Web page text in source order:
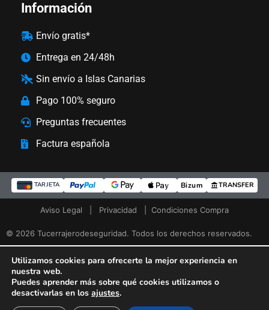
Información
Envío gratis*
Entrega en 24/48h
Sin envío a Islas Canarias
Pago 100% seguro
Preguntas frecuentes
Factura española
TARJETA Bizum TRANSFER
Aviso Legal Privacidad Condiciones Compra
© 2026 Tucerrajerodeseguridad. Todos los derechos reservados.
Utilizamos cookies para ofrecerte la mejor experiencia en
nuestra web.
Puedes aprender más sobre qué cookies utilizamos o
desactivarlas en los ajustes.